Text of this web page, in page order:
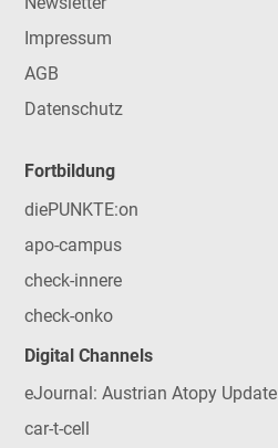
Impressum
AGB
Datenschutz
Fortbildung
diePUNKTE:on
apo-campus
check-innere
check-onko
Digital Channels
eJournal: Austrian Atopy Update
car-t-cell